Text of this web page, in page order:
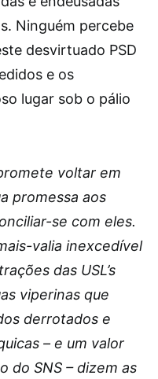
Ninguém percebe
desvirtuado PSD
e os
lugar sob o pálio
voltar em
promessa aos
se com eles.
valia inexcedível
das USL’s
viperinas que
derrotados e
– e um valor
do SNS – dizem as